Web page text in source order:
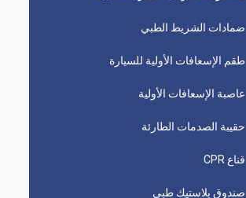
ضمادات الشريط الطبي
طقم الإسعافات الأولية للسيارة
عاصبة الإسعافات الأولية
حقيبة الصدمات الطارئة
قناع CPR
صندوق بلاستيك طبي